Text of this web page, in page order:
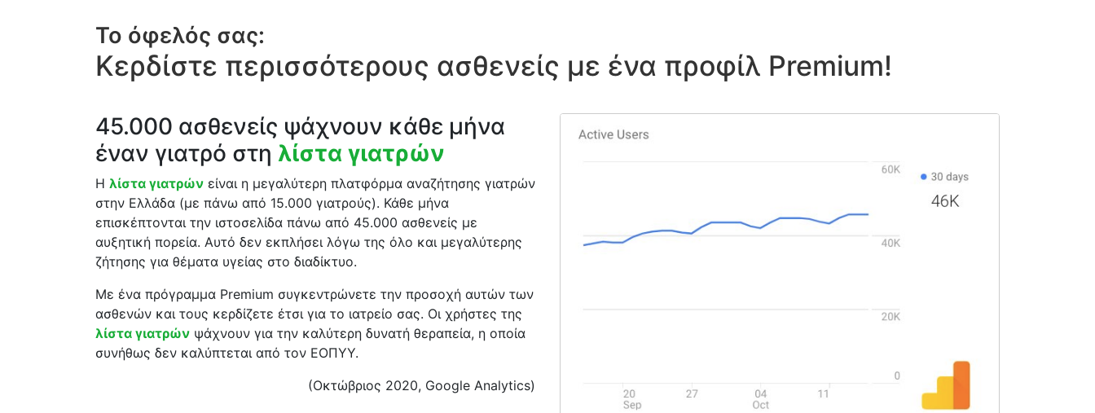
Το όφελός σας:
Κερδίστε περισσότερους ασθενείς με ένα προφίλ Premium!
45.000 ασθενείς ψάχνουν κάθε μήνα
έναν γιατρό στη λίστα γιατρών
Η λίστα γιατρών είναι η μεγαλύτερη πλατφόρμα αναζήτησης γιατρών
στην Ελλάδα (με πάνω από 15.000 γιατρούς). Κάθε μήνα
επισκέπτονται την ιστοσελίδα πάνω από 45.000 ασθενείς με
αυξητική πορεία. Αυτό δεν εκπλήσει λόγω της όλο και μεγαλύτερης
ζήτησης για θέματα υγείας στο διαδίκτυο.
Με ένα πρόγραμμα Premium συγκεντρώνετε την προσοχή αυτών των
ασθενών και τους κερδίζετε έτσι για το ιατρείο σας. Οι χρήστες της
λίστα γιατρών ψάχνουν για την καλύτερη δυνατή θεραπεία, η οποία
συνήθως δεν καλύπτεται από τον ΕΟΠΥΥ.
(Οκτώβριος 2020, Google Analytics)